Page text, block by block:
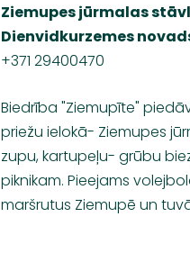
Ziemupes jūrmalas
Dienvidkurzemes
+371 29400470
Biedrība "Ziemupīte"
priežu ielokā- Ziemupes
zupu, kartupeļu- grūbu
piknikam. Pieejams
maršrutus Ziemupē un